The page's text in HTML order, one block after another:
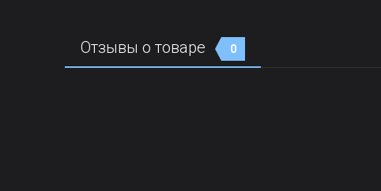
Отзывы о товаре 0